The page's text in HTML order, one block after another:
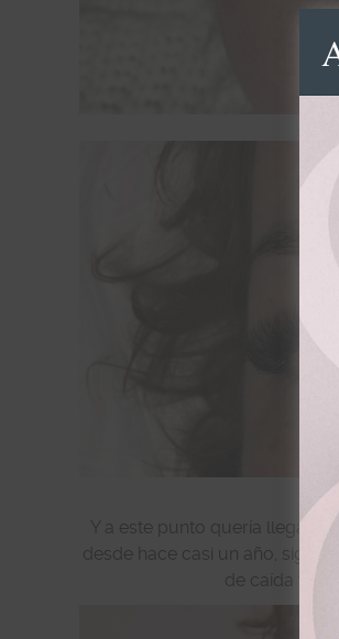
Y a este punto quería llegar
desde hace casi un año, sigo
de caída y